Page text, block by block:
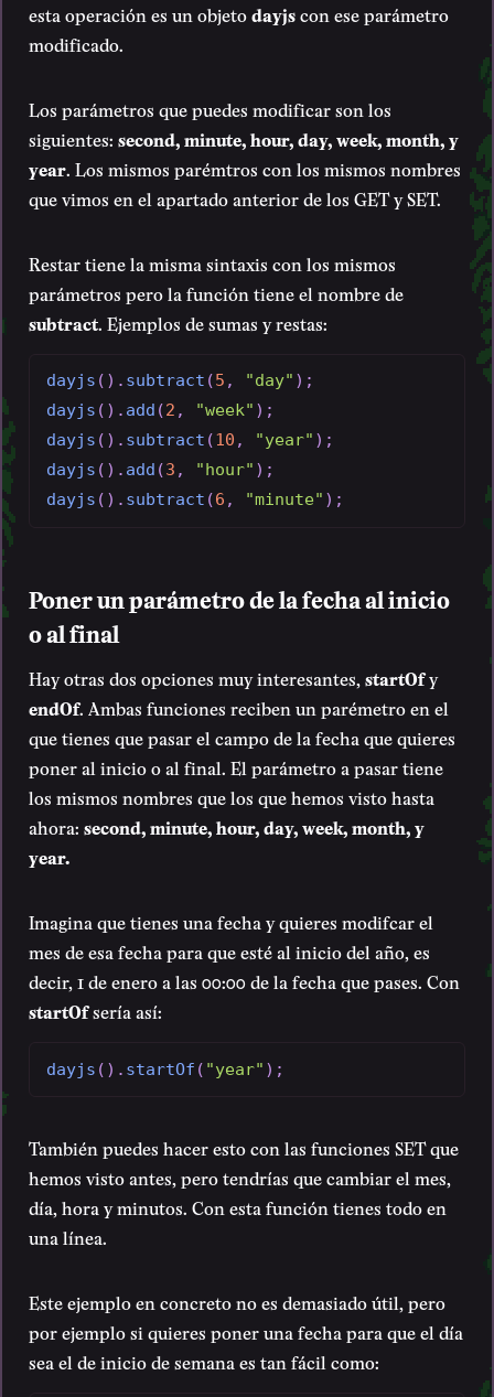
esta operación es un objetodayjscon ese parámetro
modificado.
Los parámetros que puedes modificar son los
siguientes: second, minute, hour, day, week, month, y
year. Los mismos parémtros con los mismos nombres
que vimos en el apartado anterior de los GET y SET.
Restar tiene la misma sintaxis con los mismos
parámetros pero la función tiene el nombre de
subtract. Ejemplos de sumas y restas:
dayjs ( ) . subtract (5 , "day" ) ;
dayjs ( ) . add (2 , "week" ) ;
dayjs ( ) . subtract (10 , "year" ) ;
dayjs ( ) . add (3 , "hour" ) ;
dayjs ( ) . subtract (6 , "minute" ) ;
Poner un parámetro de la fecha al inicio
o al final
Hay otras dos opciones muy interesantes, startOfy
endOf. Ambas funciones reciben un parémetro en el
que tienes que pasar el campo de la fecha que quieres
poner al inicio o al final. El parámetro a pasar tiene
los mismos nombres que los que hemos visto hasta
ahora: second, minute, hour, day, week, month, y
year.
Imagina que tienes una fecha y quieres modifcar el
mes de esa fecha para que esté al inicio del año, es
decir, 1 de enero a las 00:00 de la fecha que pases. Con
startOfsería así:
dayjs ( ) . startOf ( "year" ) ;
También puedes hacer esto con las funciones SET que
hemos visto antes, pero tendrías que cambiar el mes,
día, hora y minutos. Con esta función tienes todo en
una línea.
Este ejemplo en concreto no es demasiado útil, pero
por ejemplo si quieres poner una fecha para que el día
sea el de inicio de semana es tan fácil como: